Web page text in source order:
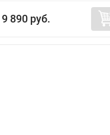
9 890 руб.